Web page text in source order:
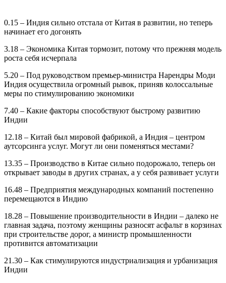
0.15 – Индия сильно отстала от Китая в развитии, но теперь
начинает его догонять
3.18 – Экономика Китая тормозит, потому что прежняя модель
роста себя исчерпала
5.20 – Под руководством премьер-министра Нарендры Моди
Индия осуществила огромный рывок, приняв колоссальные
меры по стимулированию экономики
7.40 – Какие факторы способствуют быстрому развитию
Индии
12.18 – Китай был мировой фабрикой, а Индия – центром
аутсорсинга услуг. Могут ли они поменяться местами?
13.35 – Производство в Китае сильно подорожало, теперь он
открывает заводы в других странах, а у себя развивает услуги
16.48 – Предприятия международных компаний постепенно
перемещаются в Индию
18.28 – Повышение производительности в Индии – далеко не
главная задача, поэтому женщины разносят асфальт в корзинах
при строительстве дорог, а министр промышленности
противится автоматизации
21.30 – Как стимулируются индустриализация и урбанизация
Индии